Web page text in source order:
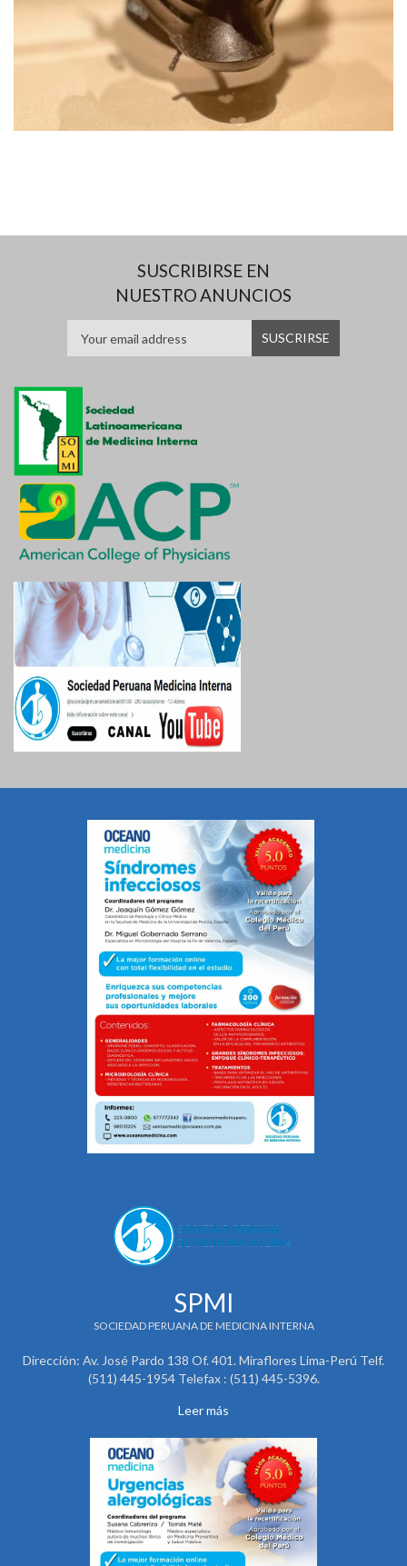
SUSCRIBIRSE EN
NUESTRO ANUNCIOS
SPMI
SOCIEDAD PERUANA DE MEDICINA INTERNA
Dirección: Av. José Pardo 138 Of. 401. Miraflores Lima-Perú Telf.
(511) 445-1954 Telefax : (511) 445-5396.
Leer más